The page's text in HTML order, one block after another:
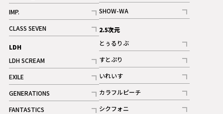
記事
IMP.
記事
CLASS SEVEN
記事
LDH
LDH SCREAM
記事
EXILE
記事
GENERATIONS
記事
FANTASTICS
記事
SHOW-WA
記事
2.5次元
とぅるりぶ
記事
すとぷり
記事
ギャラリー
いれいす
記事
ギャラリー
カラフルピーチ
記事
シクフォニ